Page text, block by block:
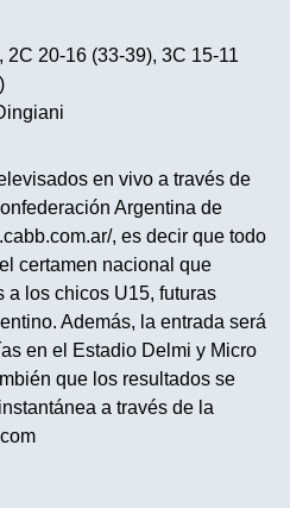
20-16 (33-39), 3C 15-11
en vivo a través de
Argentina de
, es decir que todo
certamen nacional que
a los chicos U15, futuras
Además, la entrada será
en el Estadio Delmi y Micro
que los resultados se
a través de la